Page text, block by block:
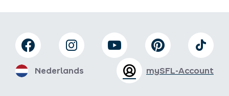
mySFL-Account
Nederlands